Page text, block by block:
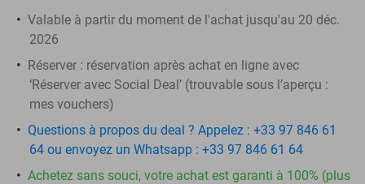
Valable à partir du moment de l'achat jusqu'au 20 déc.
2026
Réserver : réservation après achat en ligne avec
‘Réserver avec Social Deal’ (trouvable sous l’aperçu :
mes vouchers)
Questions à propos du deal ? Appelez : +33 97 846 61
64 ou envoyez un Whatsapp : +33 97 846 61 64
Achetez sans souci, votre achat est garanti à 100% (plus